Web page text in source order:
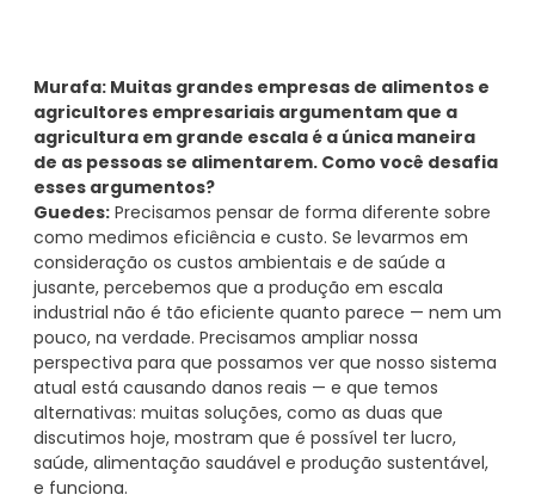
Murafa: Muitas grandes empresas de alimentos e
agricultores empresariais argumentam que a
agricultura em grande escala é a única maneira
de as pessoas se alimentarem. Como você desafia
esses argumentos?
Guedes: Precisamos pensar de forma diferente sobre
como medimos eficiência e custo. Se levarmos em
consideração os custos ambientais e de saúde a
jusante, percebemos que a produção em escala
industrial não é tão eficiente quanto parece — nem um
pouco, na verdade. Precisamos ampliar nossa
perspectiva para que possamos ver que nosso sistema
atual está causando danos reais — e que temos
alternativas: muitas soluções, como as duas que
discutimos hoje, mostram que é possível ter lucro,
saúde, alimentação saudável e produção sustentável,
e funciona.